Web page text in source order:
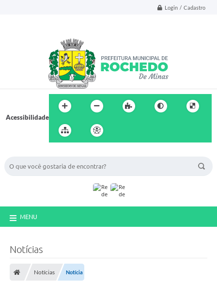
Login / Cadastro
Acessibilidade
MENU
Notícias
Notícias Notícia